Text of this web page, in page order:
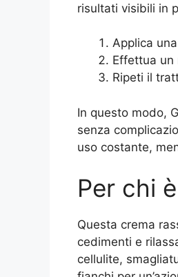
risultati visibili in
Applica
Effettua un
Ripeti il
In questo modo,
senza
uso costante,
Per chi
Questa crema
cedimenti e
cellulite,